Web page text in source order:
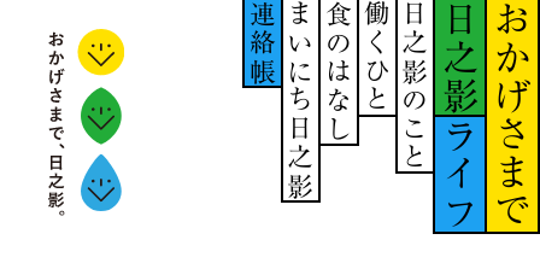
おかげさまで
日之影
ライフ
日之影のこと
働くひと
食のはなし
まいにち日之影
連絡帳